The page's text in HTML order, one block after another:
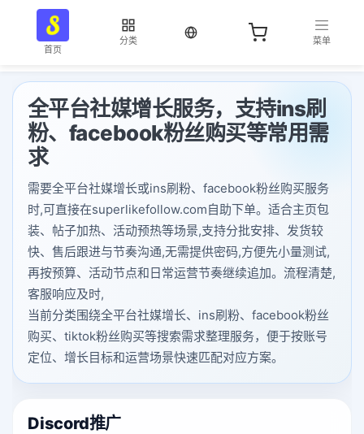
首页
分类
当前语言：中文
菜单
全平台社媒增长服务，支持ins刷
粉、facebook粉丝购买等常用需
求
需要全平台社媒增长或ins刷粉、facebook粉丝购买服务
时,可直接在superlikefollow.com自助下单。适合主页包
装、帖子加热、活动预热等场景,支持分批安排、发货较
快、售后跟进与节奏沟通,无需提供密码,方便先小量测试,
再按预算、活动节点和日常运营节奏继续追加。流程清楚,
客服响应及时,
当前分类围绕全平台社媒增长、ins刷粉、facebook粉丝
购买、tiktok粉丝购买等搜索需求整理服务，便于按账号
定位、增长目标和运营场景快速匹配对应方案。
Discord推广